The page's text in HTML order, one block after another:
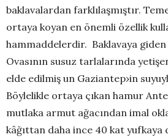
baklavalardan farklılaşmıştır.
ortaya koyan en önemli özellik
hammaddelerdir. Baklavaya
Ovasının susuz tarlalarında
elde edilmiş un Gaziantep›in
Böylelikle ortaya çıkan hamur
mutlaka armut ağacından imal
kâğıttan daha ince 40 kat yufkaya